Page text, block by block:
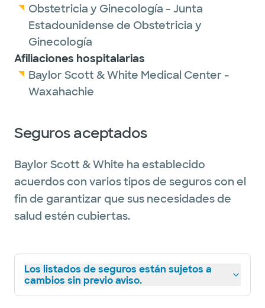
Obstetricia y Ginecología - Junta
Estadounidense de Obstetricia y
Ginecología
Afiliaciones hospitalarias
Baylor Scott & White Medical Center -
Waxahachie
Seguros aceptados
Baylor Scott & White ha establecido
acuerdos con varios tipos de seguros con el
fin de garantizar que sus necesidades de
salud estén cubiertas.
Los listados de seguros están sujetos a
cambios sin previo aviso.